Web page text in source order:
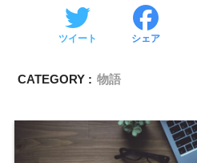
ツイート シェア
CATEGORY : 物語